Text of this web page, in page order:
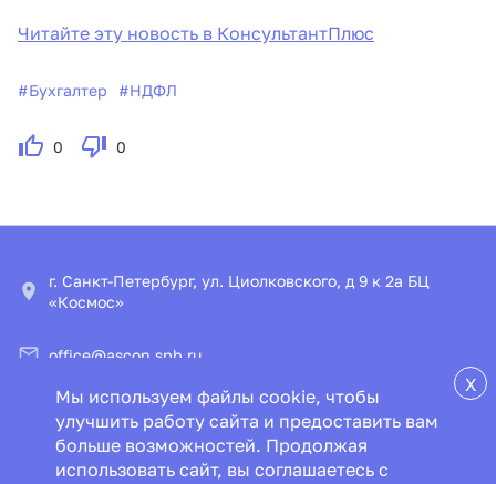
Читайте эту новость в КонсультантПлюс
#Бухгалтер #НДФЛ
0 0
X
Мы используем файлы cookie, чтобы
улучшить работу сайта и предоставить вам
больше возможностей. Продолжая
использовать сайт, вы соглашаетесь с
г. Санкт-Петербург, ул. Циолковского, д 9 к 2а БЦ
«Космос»
office@ascon.spb.ru
© ООО «ИПЦ «Консультант+Аскон»
Пользовательское соглашение
Политика конфиденциальности